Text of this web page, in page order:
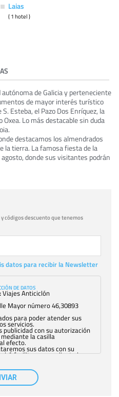
Laias
( 1 hotel )
de Galicia y perteneciente
de mayor interés turístico
Esteba, el Pazo Dos Enríquez, la
Oxea. Lo más destacable sin duda
destacamos los almendrados
la tierra. La famosa fiesta de la
donde sus visitantes podrán
códigos descuento que tenemos
datos para recibir la Newsletter
DE DATOS
Viajes Anticiclón
Mayor número 46,30893
para poder atender sus
servicios.
publicidad con su autorización
la casilla
efecto.
sus datos con su
facilitarnos mediante la
sólo el personal de
autorizado podrá
que le pedimos. No se